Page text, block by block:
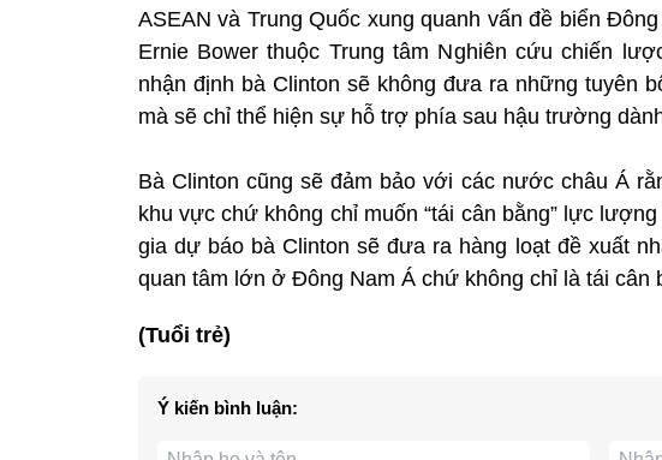
ASEAN và Trung Quốc xung quanh vấn đề biển
Ernie Bower thuộc Trung tâm Nghiên cứu chiến
nhận định bà Clinton sẽ không đưa ra những tuyên
mà sẽ chỉ thể hiện sự hỗ trợ phía sau hậu trường
Bà Clinton cũng sẽ đảm bảo với các nước châu Á
khu vực chứ không chỉ muốn “tái cân bằng” lực
gia dự báo bà Clinton sẽ đưa ra hàng loạt đề xuất
quan tâm lớn ở Đông Nam Á chứ không chỉ là tái cân
(Tuổi trẻ)
Ý kiến bình luận: